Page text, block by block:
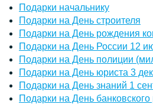
Подарки начальнику
Подарки на День строителя
Подарки на День рождения
Подарки на День России 12
Подарки на День полиции
Подарки на День юриста 3
Подарки на День знаний 1
Подарки на День